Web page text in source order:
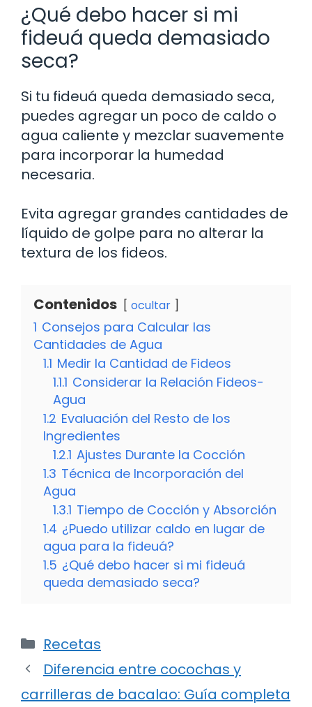
¿Qué debo hacer si mi
fideuá queda demasiado
seca?
Si tu fideuá queda demasiado seca,
puedes agregar un poco de caldo o
agua caliente y mezclar suavemente
para incorporar la humedad
necesaria.
Evita agregar grandes cantidades de
líquido de golpe para no alterar la
textura de los fideos.
Contenidos ocultar
1 Consejos para Calcular las
Cantidades de Agua
1.1 Medir la Cantidad de Fideos
1.1.1 Considerar la Relación Fideos-
Agua
1.2 Evaluación del Resto de los
Ingredientes
1.2.1 Ajustes Durante la Cocción
1.3 Técnica de Incorporación del
Agua
1.3.1 Tiempo de Cocción y Absorción
1.4 ¿Puedo utilizar caldo en lugar de
agua para la fideuá?
1.5 ¿Qué debo hacer si mi fideuá
queda demasiado seca?
Categorías
Recetas
Diferencia entre cocochas y
carrilleras de bacalao: Guía completa